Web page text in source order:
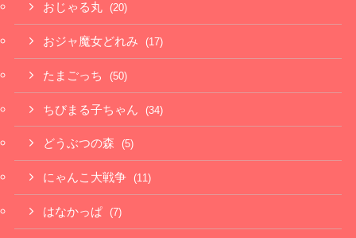
おじゃる丸 (20)
おジャ魔女どれみ (17)
たまごっち (50)
ちびまる子ちゃん (34)
どうぶつの森 (5)
にゃんこ大戦争 (11)
はなかっぱ (7)